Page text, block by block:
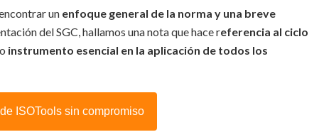
un enfoque general de la norma y una breve
del SGC, hallamos una nota que hace referencia al ciclo
instrumento esencial en la aplicación de todos los
ISOTools sin compromiso